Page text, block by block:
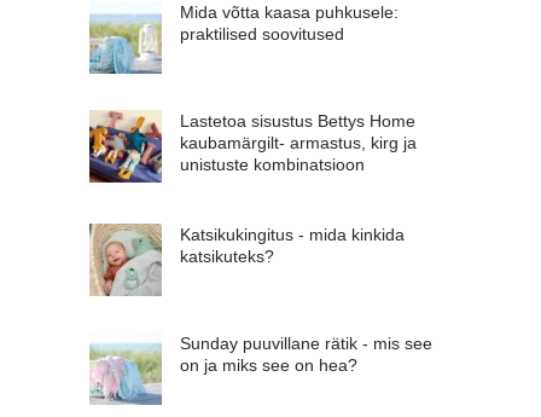
Mida võtta kaasa puhkusele:
praktilised soovitused
Lastetoa sisustus Bettys Home
kaubamärgilt- armastus, kirg ja
unistuste kombinatsioon
Katsikukingitus - mida kinkida
katsikuteks?
Sunday puuvillane rätik - mis see
on ja miks see on hea?